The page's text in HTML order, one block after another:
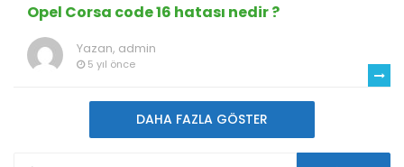
Opel Corsa code 16 hatası nedir ?
Yazan, admin
5 yıl önce
DAHA FAZLA GÖSTER